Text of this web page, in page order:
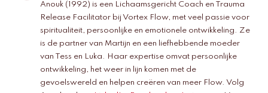
Anouk (1992) is een Lichaamsgericht Coach en Trauma
Release Facilitator bij Vortex Flow, met veel passie voor
spiritualiteit, persoonlijke en emotionele ontwikkeling. Ze
is de partner van Martijn en een liefhebbende moeder
van Tess en Luka. Haar expertise omvat persoonlijke
ontwikkeling, het weer in lijn komen met de
gevoelswereld en helpen creëren van meer Flow. Volg